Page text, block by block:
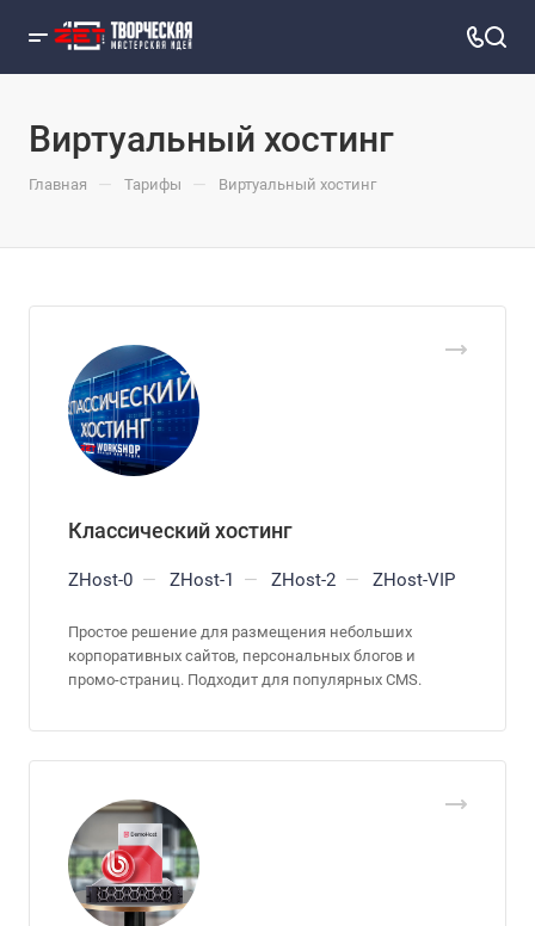
Виртуальный хостинг
Главная — Тарифы — Виртуальный хостинг
Классический хостинг
ZHost-0 — ZHost-1 — ZHost-2 — ZHost-VIP
Простое решение для размещения небольших
корпоративных сайтов, персональных блогов и
промо-страниц. Подходит для популярных CMS.